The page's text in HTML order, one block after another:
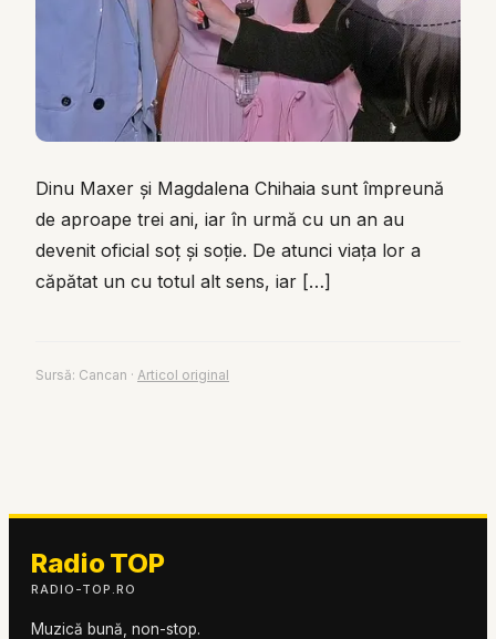
Dinu Maxer și Magdalena Chihaia sunt împreună
de aproape trei ani, iar în urmă cu un an au
devenit oficial soț și soție. De atunci viața lor a
căpătat un cu totul alt sens, iar […]
Sursă: Cancan · Articol original
Radio TOP
RADIO-TOP.RO
Muzică bună, non-stop.